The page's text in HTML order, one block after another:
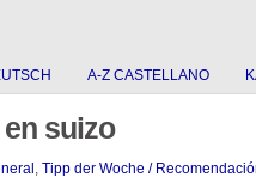
A-Z CASTELLANO
suizo
, Tipp der Woche /